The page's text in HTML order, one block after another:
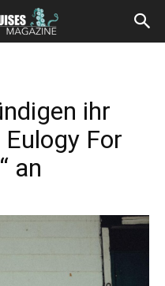
ihr
For
an